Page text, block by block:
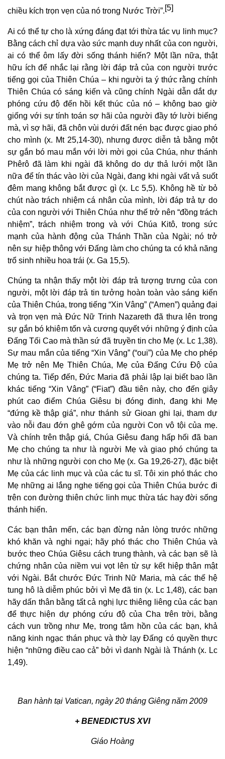
chiều kích trọn vẹn của nó trong Nước Trời”.[5]
Ai có thể tự cho là xứng đáng đạt tới thừa tác vụ linh mục?
Bằng cách chỉ dựa vào sức mạnh duy nhất của con người,
ai có thể ôm lấy đời sống thánh hiến? Một lần nữa, thật
hữu ích để nhắc lại rằng lời đáp trả của con người trước
tiếng gọi của Thiên Chúa – khi người ta ý thức rằng chính
Thiên Chúa có sáng kiến và cũng chính Ngài dẫn dắt dự
phóng cứu độ đến hồi kết thúc của nó – không bao giờ
giống với sự tính toán sợ hãi của người đầy tớ lười biếng
mà, vì sợ hãi, đã chôn vùi dưới đất nén bạc được giao phó
cho mình (x. Mt 25,14-30), nhưng được diễn tả bằng một
sự gắn bó mau mắn với lời mời gọi của Chúa, như thánh
Phêrô đã làm khi ngài đã không do dự thả lưới một lần
nữa để tín thác vào lời của Ngài, đang khi ngài vất vả suốt
đêm mang không bắt được gì (x. Lc 5,5). Không hề từ bỏ
chút nào trách nhiệm cá nhân của mình, lời đáp trả tự do
của con người với Thiên Chúa như thế trở nên “đồng trách
nhiệm”, trách nhiệm trong và với Chúa Kitô, trong sức
mạnh của hành động của Thánh Thần của Ngài; nó trở
nên sự hiệp thông với Đấng làm cho chúng ta có khả năng
trổ sinh nhiều hoa trái (x. Ga 15,5).
Chúng ta nhận thấy một lời đáp trả tượng trưng của con
người, một lời đáp trả tin tưởng hoàn toàn vào sáng kiến
của Thiên Chúa, trong tiếng “Xin Vâng” (“Amen”) quảng đại
và trọn vẹn mà Đức Nữ Trinh Nazareth đã thưa lên trong
sự gắn bó khiêm tốn và cương quyết với những ý định của
Đấng Tối Cao mà thần sứ đã truyền tin cho Mẹ (x. Lc 1,38).
Sự mau mắn của tiếng “Xin Vâng” (“oui”) của Mẹ cho phép
Mẹ trở nên Mẹ Thiên Chúa, Mẹ của Đấng Cứu Độ của
chúng ta. Tiếp đến, Đức Maria đã phải lập lại biết bao lần
khác tiếng “Xin Vâng” (“Fiat”) đầu tiên này, cho đến giây
phút cao điểm Chúa Giêsu bị đóng đinh, đang khi Mẹ
“đứng kề thập giá”, như thánh sử Gioan ghi lại, tham dự
vào nỗi đau đớn ghê gớm của người Con vô tội của mẹ.
Và chính trên thập giá, Chúa Giêsu đang hấp hối đã ban
Mẹ cho chúng ta như là người Mẹ và giao phó chúng ta
như là những người con cho Mẹ (x. Ga 19,26-27), đặc biệt
Mẹ của các linh mục và của các tu sĩ. Tôi xin phó thác cho
Mẹ những ai lắng nghe tiếng gọi của Thiên Chúa bước đi
trên con đường thiên chức linh mục thừa tác hay đời sống
thánh hiến.
Các bạn thân mến, các bạn đừng nản lòng trước những
khó khăn và nghi ngại; hãy phó thác cho Thiên Chúa và
bước theo Chúa Giêsu cách trung thành, và các bạn sẽ là
chứng nhân của niềm vui vọt lên từ sự kết hiệp thân mật
với Ngài. Bắt chước Đức Trinh Nữ Maria, mà các thế hệ
tung hô là diễm phúc bởi vì Mẹ đã tin (x. Lc 1,48), các bạn
hãy dấn thân bằng tất cả nghị lực thiêng liêng của các bạn
để thực hiện dự phóng cứu độ của Cha trên trời, bằng
cách vun trồng như Mẹ, trong tâm hồn của các bạn, khả
năng kinh ngạc thán phục và thờ lạy Đấng có quyền thực
hiện “những điều cao cả” bởi vì danh Ngài là Thánh (x. Lc
1,49).
Ban hành tại Vatican, ngày 20 tháng Giêng năm 2009
+ BENEDICTUS XVI
Giáo Hoàng